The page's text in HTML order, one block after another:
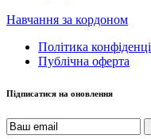
Навчання за кордоном
Політика
Публічна оферта
Підписатися на оновлення